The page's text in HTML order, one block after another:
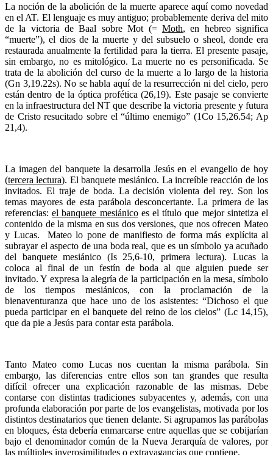
La noción de la abolición de la muerte aparece aquí como novedad
en el AT. El lenguaje es muy antiguo; probablemente deriva del mito
de la victoria de Baal sobre Mot (= Moth, en hebreo significa
“muerte”), el dios de la muerte y del subsuelo o sheol, donde era
restaurada anualmente la fertilidad para la tierra. El presente pasaje,
sin embargo, no es mitológico. La muerte no es personificada. Se
trata de la abolición del curso de la muerte a lo largo de la historia
(Gn 3,19.22s). No se habla aquí de la resurrección ni del cielo, pero
están dentro de la óptica profética (26,19). Este pasaje se convierte
en la infraestructura del NT que describe la victoria presente y futura
de Cristo resucitado sobre el “último enemigo” (1Co 15,26.54; Ap
21,4).
La imagen del banquete la desarrolla Jesús en el evangelio de hoy
(tercera lectura). El banquete mesiánico. La increíble reacción de los
invitados. El traje de boda. La decisión violenta del rey. Son los
temas mayores de esta parábola desconcertante. La primera de las
referencias:el banquete mesiánicoes el título que mejor sintetiza el
contenido de la misma en sus dos versiones, que nos ofrecen Mateo
y Lucas. Mateo lo pone de manifiesto de forma más explícita al
subrayar el aspecto de una boda real, que es un símbolo ya acuñado
del banquete mesiánico (Is 25,6-10, primera lectura). Lucas la
coloca al final de un festín de boda al que alguien puede ser
invitado. Y expresa la alegría de la participación en la mesa, símbolo
de los tiempos mesiánicos, con la proclamación de la
bienaventuranza que hace uno de los asistentes: “Dichoso el que
pueda participar en el banquete del reino de los cielos” (Lc 14,15),
que da pie a Jesús para contar esta parábola.
Tanto Mateo como Lucas nos cuentan la misma parábola. Sin
embargo, las diferencias entre ellos son tan grandes que resulta
difícil ofrecer una explicación razonable de las mismas. Debe
contarse con distintas tradiciones subyacentes y, además, con una
profunda elaboración por parte de los evangelistas, motivada por los
distintos destinatarios que tienen delante. Si agrupamos las parábolas
en bloques, ésta debería enmarcarse entre aquellas que se cobijarían
bajo el denominador común de la Nueva Jerarquía de valores, por
las múltiples inverosimilitudes o extravagancias que contiene.